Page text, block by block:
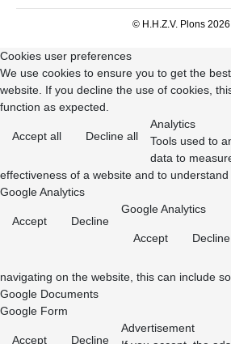
© H.H.Z.V. Plons 2026
Cookies user preferences
We use cookies to ensure you to get the
website. If you decline the use of cookies,
function as expected.
Accept all Decline all
Analytics
Tools used to
data to
effectiveness of a website and to understand
Google Analytics
Accept Decline
Google Analytics
Accept Decline
navigating on the website, this can include
Google Documents
Google Form
Accept Decline
Advertisement